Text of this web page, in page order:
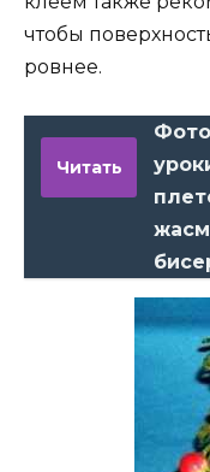
чтобы
ровнее.
Читать